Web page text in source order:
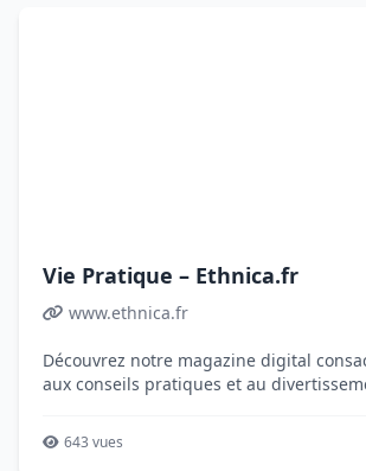
Vie Pratique – Ethnica.fr
www.ethnica.fr
Découvrez notre magazine digital
aux conseils pratiques et au
643 vues